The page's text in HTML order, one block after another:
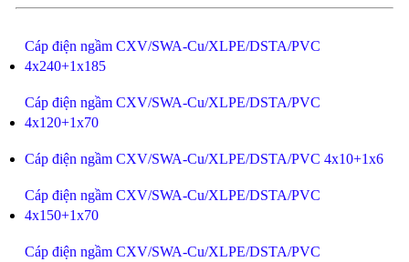
Cáp điện ngầm CXV/SWA-Cu/XLPE/DSTA/PVC
4x240+1x185
Cáp điện ngầm CXV/SWA-Cu/XLPE/DSTA/PVC
4x120+1x70
Cáp điện ngầm CXV/SWA-Cu/XLPE/DSTA/PVC 4x10+1x6
Cáp điện ngầm CXV/SWA-Cu/XLPE/DSTA/PVC
4x150+1x70
Cáp điện ngầm CXV/SWA-Cu/XLPE/DSTA/PVC